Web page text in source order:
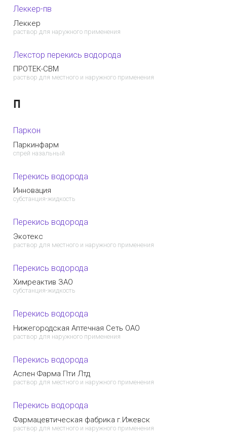
Леккер-пв
Леккер
раствор для наружного применения
Лекстор перекись водорода
ПРОТЕК-СВМ
раствор для местного и наружного применения
П
Паркон
Паркинфарм
спрей назальный
Перекись водорода
Инновация
субстанция-жидкость
Перекись водорода
Экотекс
раствор для местного и наружного применения
Перекись водорода
Химреактив ЗАО
субстанция-жидкость
Перекись водорода
Нижегородская Аптечная Сеть ОАО
раствор для наружного применения
Перекись водорода
Аспен Фарма Пти Лтд
раствор для местного и наружного применения
Перекись водорода
Фармацевтическая фабрика г.Ижевск
раствор для местного и наружного применения